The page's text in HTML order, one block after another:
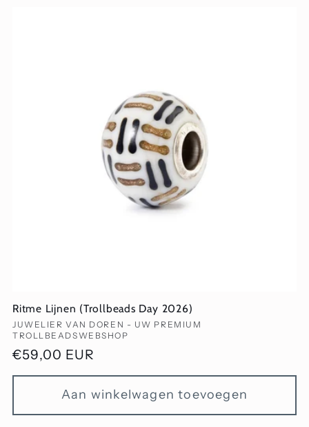
Ritme Lijnen (Trollbeads Day 2026)
Verkoper:
JUWELIER VAN DOREN - UW PREMIUM
TROLLBEADSWEBSHOP
Normale
prijs
€59,00 EUR
Aan winkelwagen toevoegen